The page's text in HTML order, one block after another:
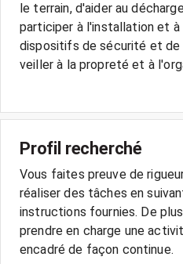
le terrain, d'aider au
participer à l'installation et à
dispositifs de sécurité et de
veiller à la propreté et à
Profil recherché
Vous faites preuve de
réaliser des tâches en
instructions fournies. De
prendre en charge une
encadré de façon continue.